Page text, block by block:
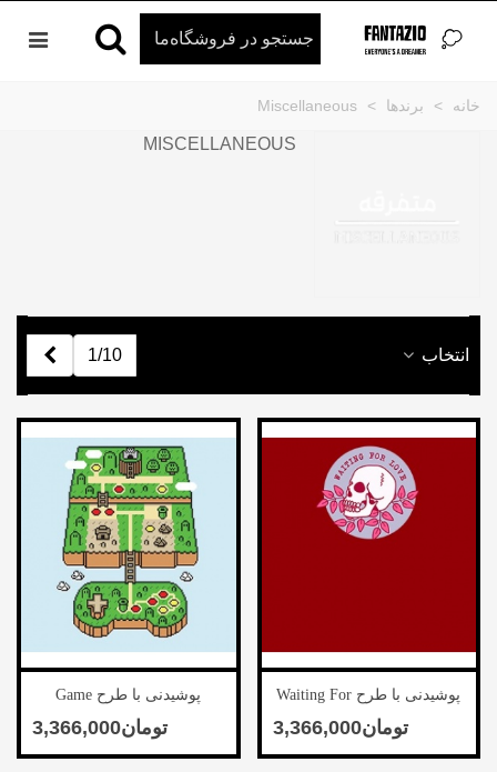
خانه > برندها >
Miscellaneous
MISCELLANEOUS
انتخاب 1/10
پوشیدنی با طرح Waiting For
Love
‎تومان3,366,000
پوشیدنی با طرح Game